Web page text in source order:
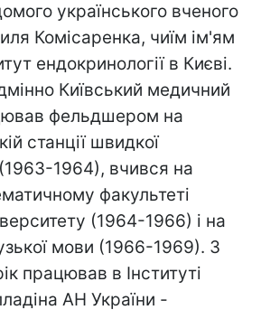
українського вченого
Комісаренка, чиїм ім'ям
ендокринології в Києві.
Київський медичний
фельдшером на
станції швидкої
1964), вчився на
факультеті
(1964-1966) і на
мови (1966-1969). З
працював в Інституті
АН України -